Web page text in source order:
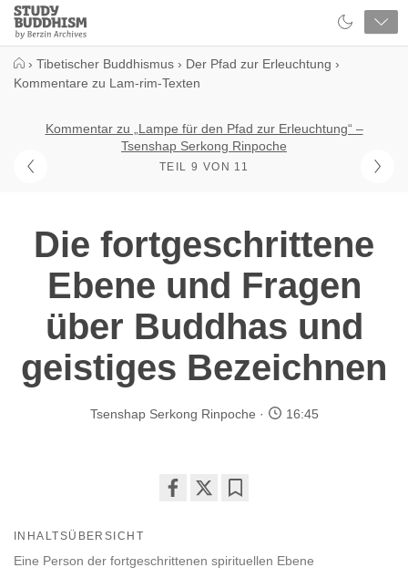
Close
Study
Buddhism
› Tibetischer Buddhismus › Der Pfad zur Erleuchtung ›
Kommentare zu Lam-rim-Texten
Kommentar zu „Lampe für den Pfad zur Erleuchtung“ –
Tsenshap Serkong Rinpoche
TEIL 9 VON 11
Die fortgeschrittene
Ebene und Fragen
über Buddhas und
geistiges Bezeichnen
Tsenshap Serkong Rinpoche 16:45
facebook
INHALTSÜBERSICHT
Eine Person der fortgeschrittenen spirituellen Ebene